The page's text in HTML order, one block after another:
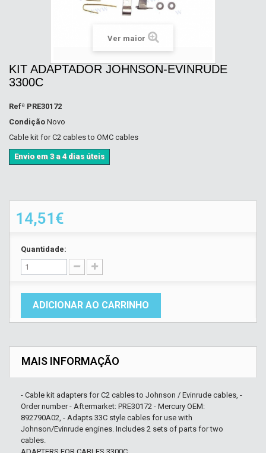
Ver maior
KIT ADAPTADOR JOHNSON-EVINRUDE
3300C
Refª PRE30172
Condição Novo
Cable kit for C2 cables to OMC cables
Envio em 3 a 4 dias úteis
14,51€
Quantidade:
ADICIONAR AO CARRINHO
MAIS INFORMAÇÃO
- Cable kit adapters for C2 cables to Johnson / Evinrude cables, -
Order number - Aftermarket: PRE30172 - Mercury OEM:
892790A02, - Adapts 33C style cables for use with
Johnson/Evinrude engines. Includes 2 sets of parts for two
cables.